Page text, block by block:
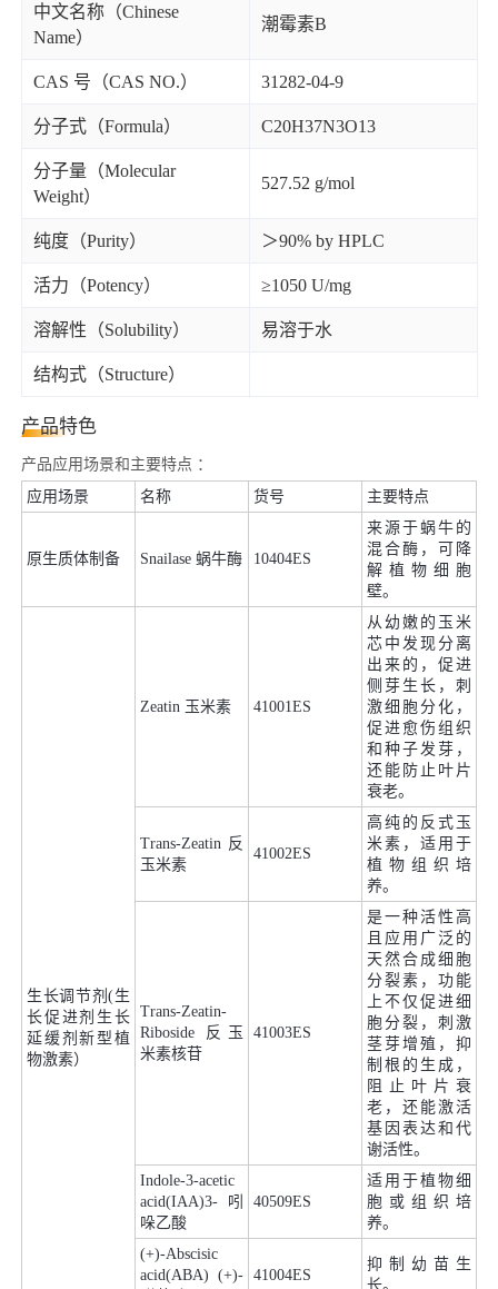
中文名称（Chinese
Name）
潮霉素B
CAS 号（CAS NO.） 31282-04-9
分子式（Formula） C20H37N3O13
分子量（Molecular
Weight）
527.52 g/mol
纯度（Purity） ＞90% by HPLC
活力（Potency） ≥1050 U/mg
溶解性（Solubility） 易溶于水
结构式（Structure）
产品特色
产品应用场景和主要特点 ：
应用场景
名称 货号 主要特点
原生质体制备 Snailase 蜗牛酶 10404ES
来源于蜗牛的
混合酶，可降
解植物细胞
壁。
生长调节剂(生
长促进剂生长
延缓剂新型植
物激素）
Zeatin 玉米素 41001ES
从幼嫩的玉米
芯中发现分离
出来的，促进
侧芽生长，刺
激细胞分化，
促进愈伤组织
和种子发芽，
还能防止叶片
衰老。
Trans-Zeatin 反
玉米素
41002ES
高纯的反式玉
米素，适用于
植物组织培
养。
Trans-Zeatin-
Riboside 反玉
米素核苷
41003ES
是一种活性高
且应用广泛的
天然合成细胞
分裂素，功能
上不仅促进细
胞分裂，刺激
茎芽增殖，抑
制根的生成，
阻止叶片衰
老，还能激活
基因表达和代
谢活性。
Indole-3-acetic
acid(IAA)3-吲
哚乙酸
40509ES
适用于植物细
胞或组织培
养。
(+)-Abscisic
acid(ABA) (+)- 41004ES
抑制幼苗生
长。